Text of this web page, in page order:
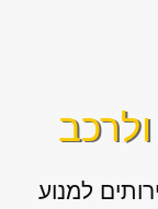
למנוע